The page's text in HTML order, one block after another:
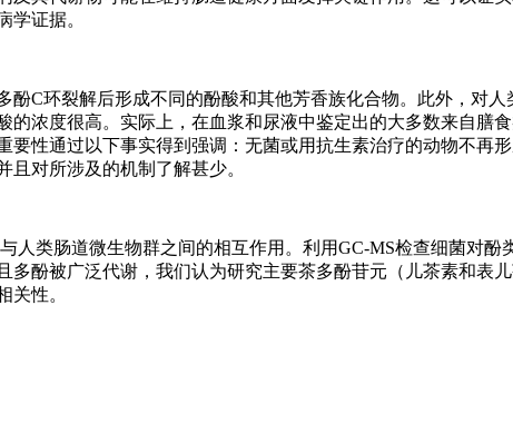
学证据。
C环裂解后形成不同的酚酸和其他芳香族化合物。此外，对人
浓度很高。实际上，在血浆和尿液中鉴定出的大多数来自膳
性通过以下事实得到强调：无菌或用抗生素治疗的动物不再形
对所涉及的机制了解甚少。
人类肠道微生物群之间的相互作用。利用GC-MS检查细菌对酚
酚被广泛代谢，我们认为研究主要茶多酚苷元（儿茶素和表
关性。